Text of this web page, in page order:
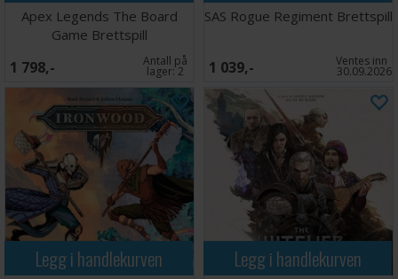
Apex Legends The Board
Game Brettspill
1 798,- Antall på
lager:2
SAS Rogue Regiment Brettspill
1 039,- Ventes inn
30.09.2026
Legg i handlekurven Legg i handlekurven